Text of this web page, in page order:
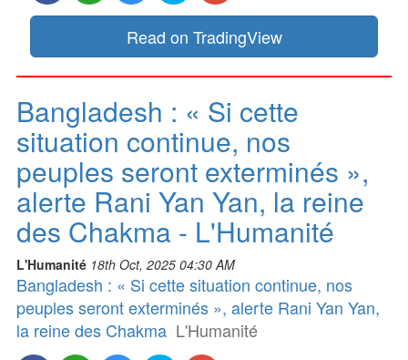
Read on TradingView
Bangladesh : « Si cette
situation continue, nos
peuples seront exterminés »,
alerte Rani Yan Yan, la reine
des Chakma - L'Humanité
L'Humanité 18th Oct, 2025 04:30 AM
Bangladesh : « Si cette situation continue, nos
peuples seront exterminés », alerte Rani Yan Yan,
la reine des Chakma L'Humanité